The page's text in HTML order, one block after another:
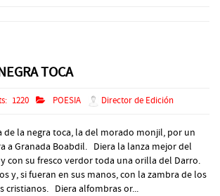
TOCA
1220 POESIA Director de Edición
la negra toca, la del morado monjil, por un
a Granada Boabdil. Diera la lanza mejor del
con su fresco verdor toda una orilla del Darro.
y, si fueran en sus manos, con la zambra de los
cristianos. Diera alfombras or...